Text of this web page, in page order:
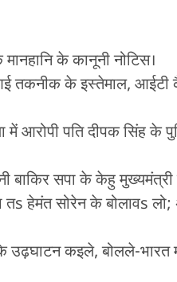
के कानूनी नोटिस।
तकनीक के इस्तेमाल, आईटी
में आरोपी पति दीपक सिंह के
बाकिर सपा के केहु मुख्यमंत्री
तs हेमंत सोरेन के बोलावs
उढ़घाटन कइले, बोलले-